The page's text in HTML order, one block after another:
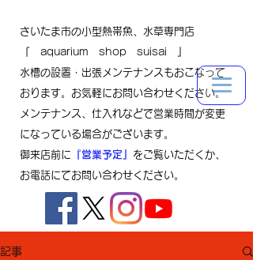
さいたま市の小型熱帯魚、水草専門店
『 aquarium shop suisai 』
水槽の設置・出張メンテナンスもおこなって
おります。お気軽にお問い合わせください。
メンテナンス、仕入れなどで営業時間が変更
になっている場合がございます。
御来店前に 『営業予定』 をご覧いただくか、
お電話にてお問い合わせください。
記事